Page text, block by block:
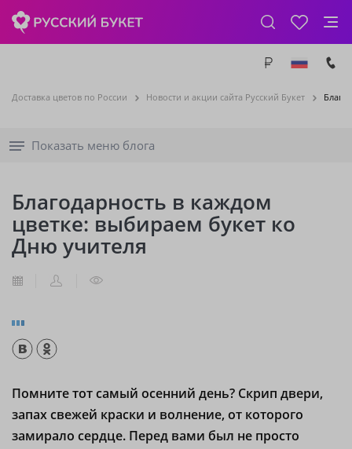
Доставка цветов по России Новости и акции сайта Русский Букет
Показать меню блога
Благодарность в каждом
цветке: выбираем букет ко
Дню учителя
Помните тот самый осенний день? Скрип двери,
запах свежей краски и волнение, от которого
замирало сердце. Перед вами был не просто